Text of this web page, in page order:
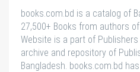
books.com.bd is a catalog of
27,500+ Books from authors
Website is a part of
archive and repository of
Bangladesh. books.com.bd